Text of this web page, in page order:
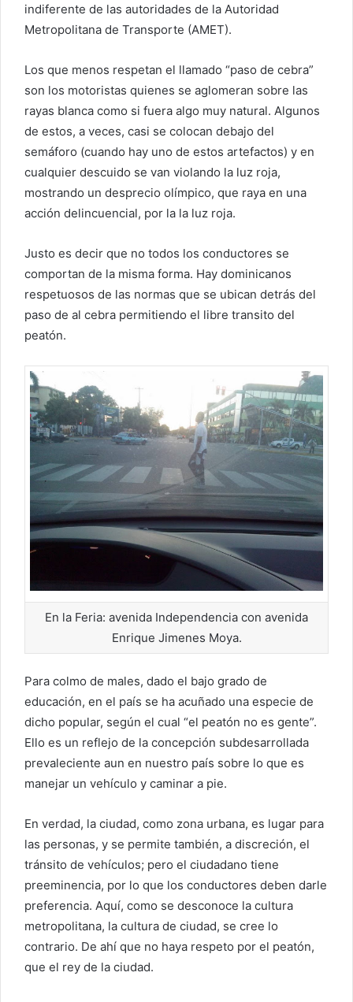
indiferente de las autoridades de la Autoridad
Metropolitana de Transporte (AMET).
Los que menos respetan el llamado “paso de cebra”
son los motoristas quienes se aglomeran sobre las
rayas blanca como si fuera algo muy natural. Algunos
de estos, a veces, casi se colocan debajo del
semáforo (cuando hay uno de estos artefactos) y en
cualquier descuido se van violando la luz roja,
mostrando un desprecio olímpico, que raya en una
acción delincuencial, por la la luz roja.
Justo es decir que no todos los conductores se
comportan de la misma forma. Hay dominicanos
respetuosos de las normas que se ubican detrás del
paso de al cebra permitiendo el libre transito del
peatón.
En la Feria: avenida Independencia con avenida
Enrique Jimenes Moya.
Para colmo de males, dado el bajo grado de
educación, en el país se ha acuñado una especie de
dicho popular, según el cual “el peatón no es gente”.
Ello es un reflejo de la concepción subdesarrollada
prevaleciente aun en nuestro país sobre lo que es
manejar un vehículo y caminar a pie.
En verdad, la ciudad, como zona urbana, es lugar para
las personas, y se permite también, a discreción, el
tránsito de vehículos; pero el ciudadano tiene
preeminencia, por lo que los conductores deben darle
preferencia. Aquí, como se desconoce la cultura
metropolitana, la cultura de ciudad, se cree lo
contrario. De ahí que no haya respeto por el peatón,
que el rey de la ciudad.